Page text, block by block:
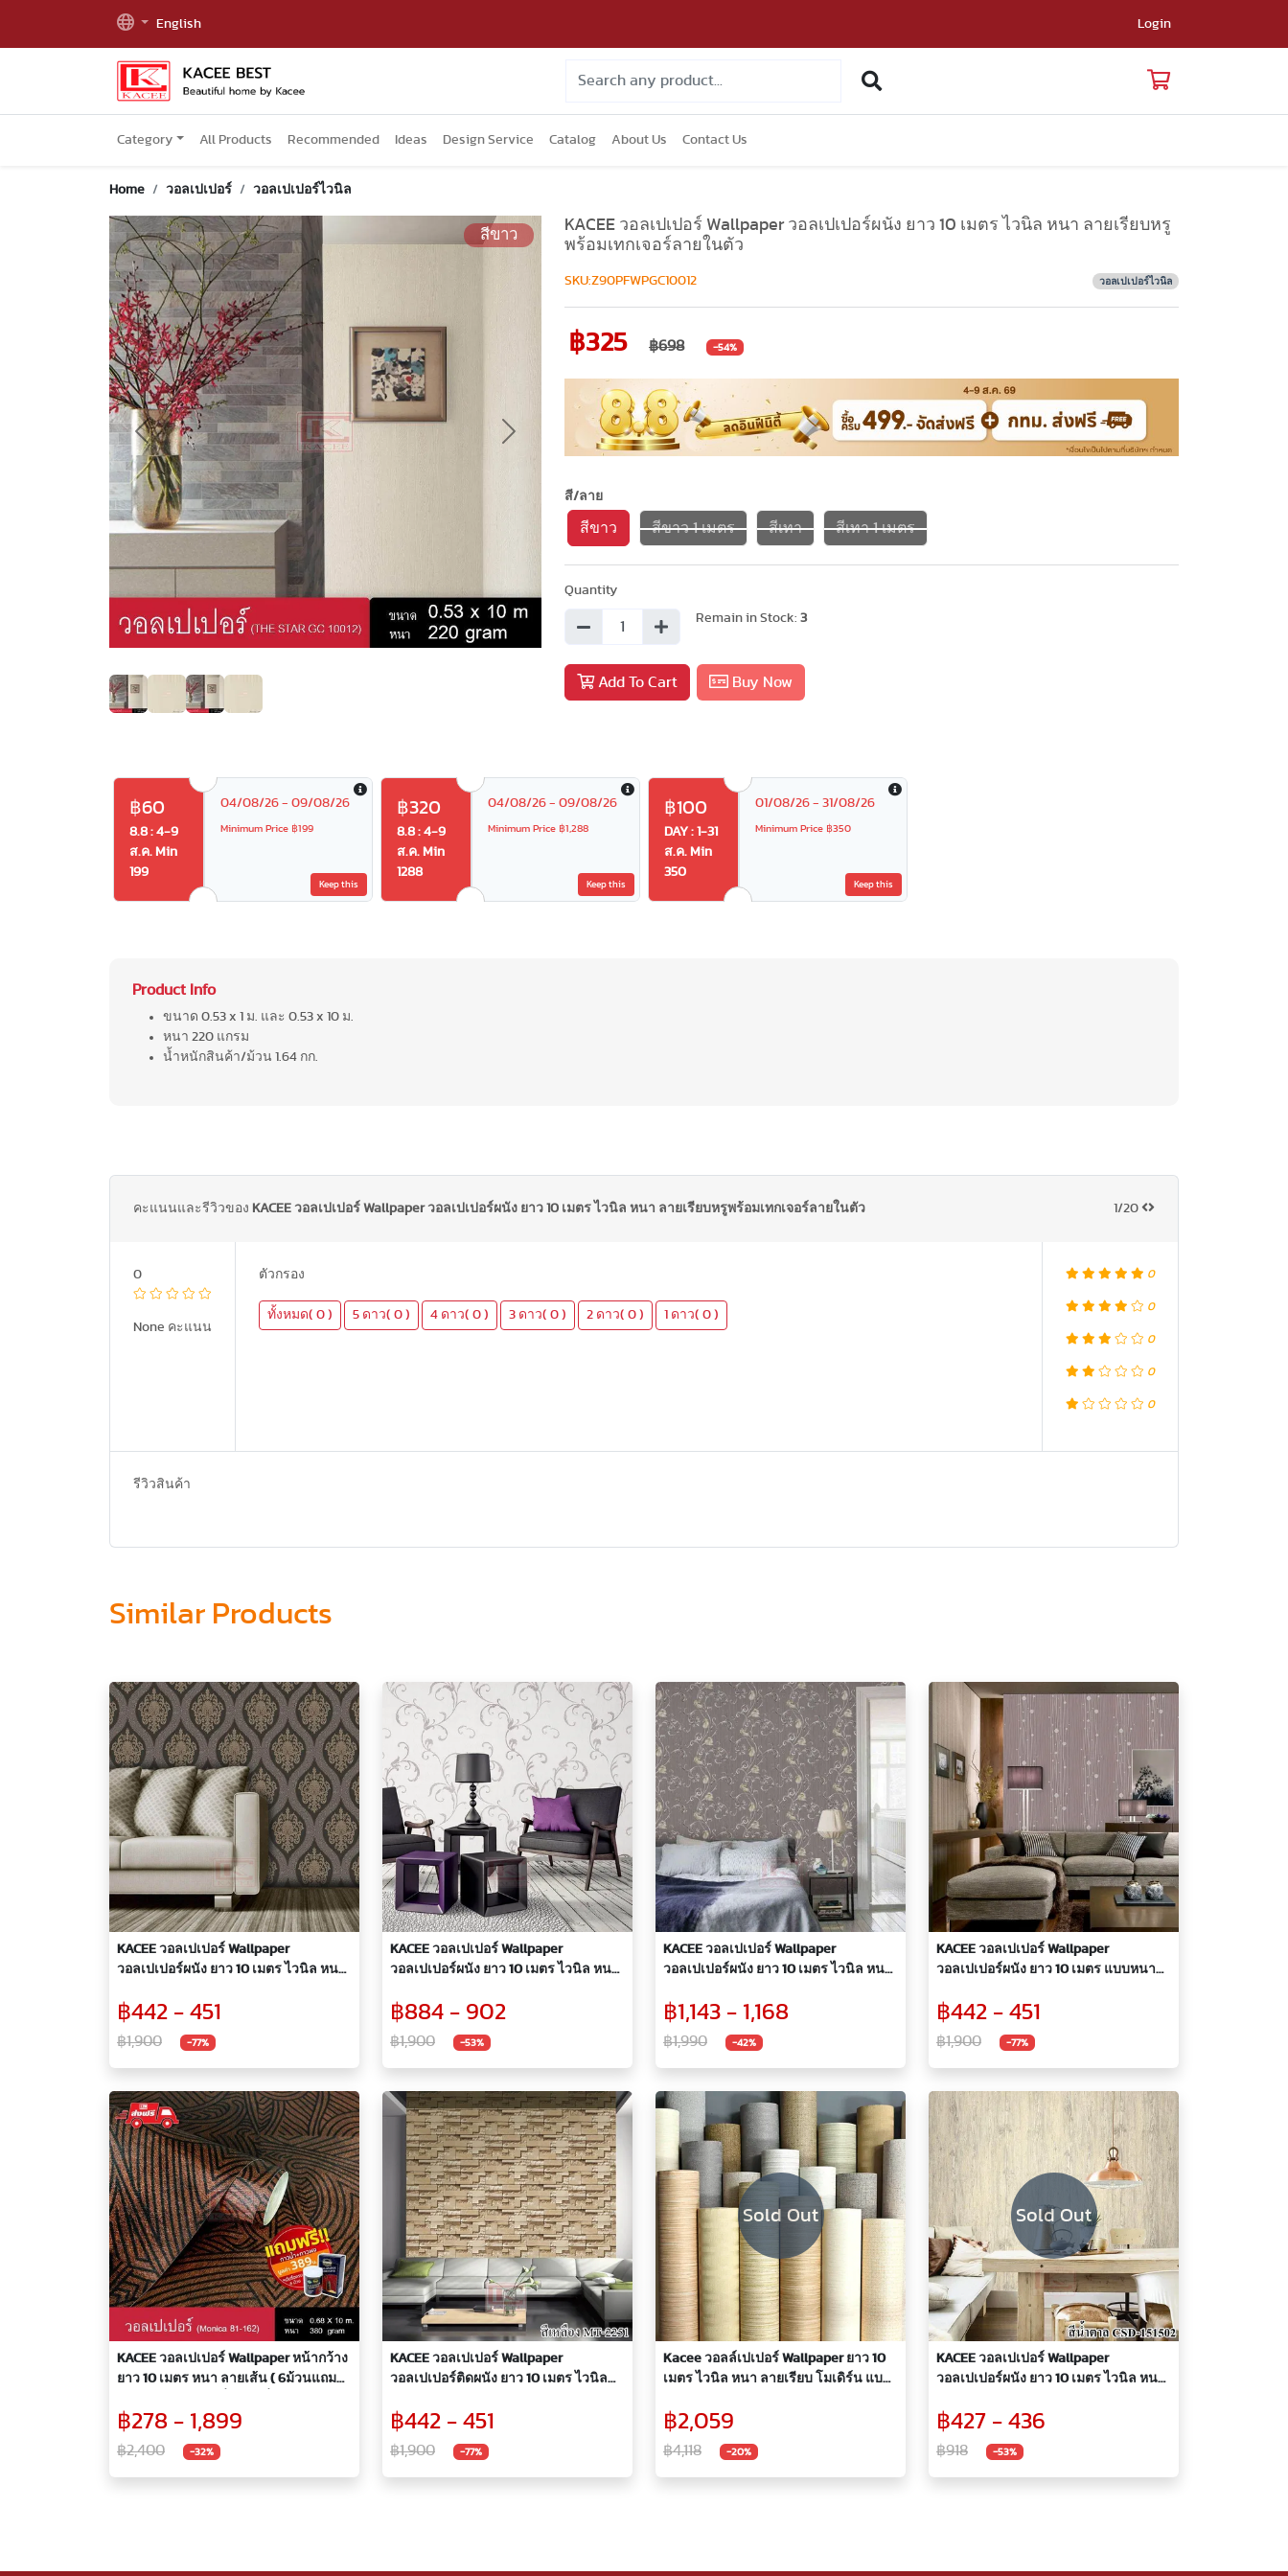
English Login
Category All Products Recommended Ideas Design Service Catalog About Us Contact Us
Home วอลเปเปอร์ วอลเปเปอร์ไวนิล
สีขาว
Previous Next
KACEE วอลเปเปอร์ Wallpaper วอลเปเปอร์ผนัง ยาว 10 เมตร ไวนิล หนา ลายเรียบหรู
พร้อมเทกเจอร์ลายในตัว
SKU:Z90PFWPGC10012 วอลเปเปอร์ไวนิล
฿325 ฿698 -54%
สี/ลาย
สีขาว สีขาว 1 เมตร สีเทา สีเทา 1 เมตร
Quantity
Remain in Stock: 3
Add To Cart Buy Now
฿60
8.8 : 4-9
ส.ค. Min
199
04/08/26 - 09/08/26
Minimum Price ฿199
Keep this
฿320
8.8 : 4-9
ส.ค. Min
1288
04/08/26 - 09/08/26
Minimum Price ฿1,288
Keep this
฿100
DAY : 1-31
ส.ค. Min
350
01/08/26 - 31/08/26
Minimum Price ฿350
Keep this
Product Info
ขนาด 0.53 x 1 ม. และ 0.53 x 10 ม.
หนา 220 แกรม
น้ำหนักสินค้า/ม้วน 1.64 กก.
คะแนนและรีวิวของ KACEE วอลเปเปอร์ Wallpaper วอลเปเปอร์ผนัง ยาว 10 เมตร ไวนิล หนา ลายเรียบหรูพร้อมเทกเจอร์ลายในตัว 1/20
0
None คะแนน
ตัวกรอง
ทั้งหมด( 0 ) 5 ดาว( 0 ) 4 ดาว( 0 ) 3 ดาว( 0 ) 2 ดาว( 0 ) 1 ดาว( 0 )
0
0
0
0
0
รีวิวสินค้า
Similar Products
KACEE วอลเปเปอร์ Wallpaper
วอลเปเปอร์ผนัง ยาว 10 เมตร ไวนิล หนา
฿442 - 451
฿1,900 -77%
KACEE วอลเปเปอร์ Wallpaper
วอลเปเปอร์ผนัง ยาว 10 เมตร ไวนิล หนา
฿884 - 902
฿1,900 -53%
KACEE วอลเปเปอร์ Wallpaper
วอลเปเปอร์ผนัง ยาว 10 เมตร ไวนิล หนา
฿1,143 - 1,168
฿1,990 -42%
KACEE วอลเปเปอร์ Wallpaper
วอลเปเปอร์ผนัง ยาว 10 เมตร แบบหนา
฿442 - 451
฿1,900 -77%
KACEE วอลเปเปอร์ Wallpaper หน้ากว้าง
ยาว 10 เมตร หนา ลายเส้น ( 6ม้วนแถม
฿278 - 1,899
฿2,400 -32%
KACEE วอลเปเปอร์ Wallpaper
วอลเปเปอร์ติดผนัง ยาว 10 เมตร ไวนิล
คลาสสิค
฿442 - 451
฿1,900 -77%
Sold Out
Kacee วอลล์เปเปอร์ Wallpaper ยาว 10
เมตร ไวนิล หนา ลายเรียบ โมเดิร์น แบบ
฿2,059
฿4,118 -20%
Sold Out
KACEE วอลเปเปอร์ Wallpaper
วอลเปเปอร์ผนัง ยาว 10 เมตร ไวนิล หนา
฿427 - 436
฿918 -53%